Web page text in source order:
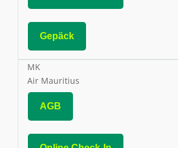
Gepäck
MK
Air Mauritius
AGB